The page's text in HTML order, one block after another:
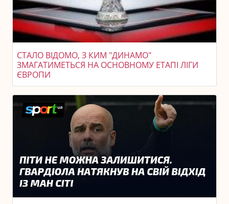
СТАЛО ВІДОМО, З КИМ "ДИНАМО"
ЗМАГАТИМЕТЬСЯ НА ОСНОВНОМУ ЕТАПІ ЛІГИ
ЄВРОПИ